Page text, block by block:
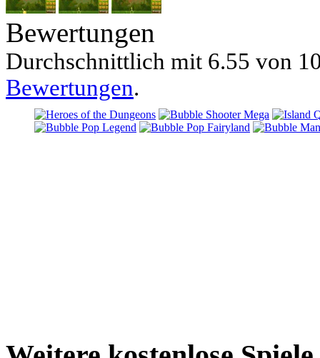
Bewertungen
Durchschnittlich mit 6.55 von
Bewertungen.